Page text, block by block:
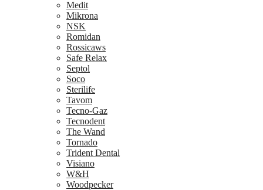
Medit
Mikrona
NSK
Romidan
Rossicaws
Safe Relax
Septol
Soco
Sterilife
Tavom
Tecno-Gaz
Tecnodent
The Wand
Tornado
Trident Dental
Visiano
W&H
Woodpecker